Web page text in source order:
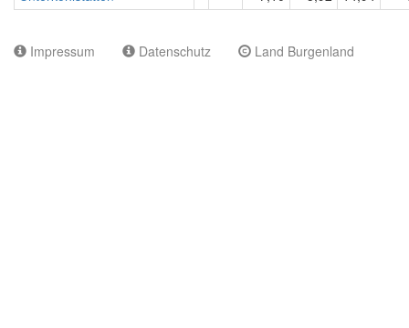
Impressum Datenschutz Land Burgenland